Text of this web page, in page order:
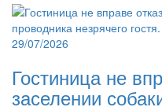
29/07/2026
Гостиница не
заселении